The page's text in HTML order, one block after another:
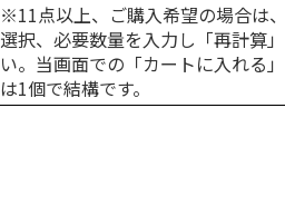
※11点以上、ご購入希望の場合は
選択、必要数量を入力し「再計算
い。当画面での「カートに入れる
は1個で結構です。